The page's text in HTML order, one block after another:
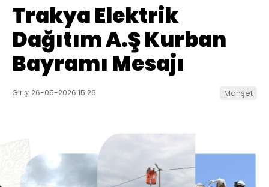
Trakya Elektrik
Dağıtım A.Ş Kurban
Bayramı Mesajı
Giriş: 26-05-2026 15:26 Manşet